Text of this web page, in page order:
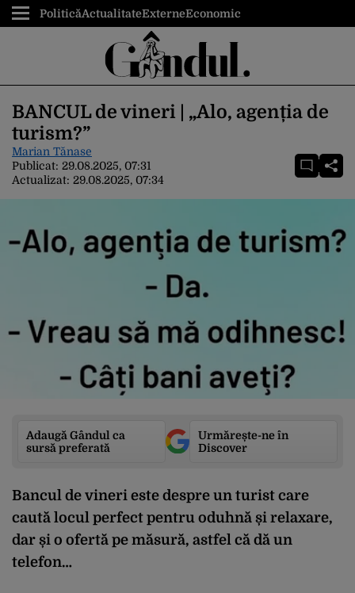
PoliticăActualitateExterneEconomic
BANCUL de vineri | „Alo, agenția de
turism?”
Marian Tănase
Publicat: 29.08.2025, 07:31
Actualizat: 29.08.2025, 07:34
Adaugă Gândul ca
sursă preferată
Urmărește-ne în
Discover
Bancul de vineri este despre un turist care
caută locul perfect pentru oduhnă și relaxare,
dar și o ofertă pe măsură, astfel că dă un
telefon…